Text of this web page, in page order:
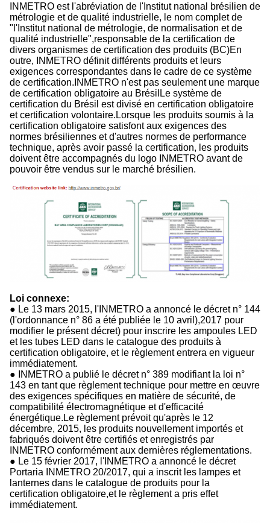
INMETRO est l'abréviation de l'Institut national brésilien de
métrologie et de qualité industrielle, le nom complet de
"l'Institut national de métrologie, de normalisation et de
qualité industrielle",responsable de la certification de
divers organismes de certification des produits (BC)En
outre, INMETRO définit différents produits et leurs
exigences correspondantes dans le cadre de ce système
de certification.INMETRO n'est pas seulement une marque
de certification obligatoire au BrésilLe système de
certification du Brésil est divisé en certification obligatoire
et certification volontaire.Lorsque les produits soumis à la
certification obligatoire satisfont aux exigences des
normes brésiliennes et d'autres normes de performance
technique, après avoir passé la certification, les produits
doivent être accompagnés du logo INMETRO avant de
pouvoir être vendus sur le marché brésilien.
Loi connexe:
● Le 13 mars 2015, l'INMETRO a annoncé le décret n° 144
(l'ordonnance n° 86 a été publiée le 10 avril),2017 pour
modifier le présent décret) pour inscrire les ampoules LED
et les tubes LED dans le catalogue des produits à
certification obligatoire, et le règlement entrera en vigueur
immédiatement.
● INMETRO a publié le décret n° 389 modifiant la loi n°
143 en tant que règlement technique pour mettre en œuvre
des exigences spécifiques en matière de sécurité, de
compatibilité électromagnétique et d'efficacité
énergétique.Le règlement prévoit qu'après le 12
décembre, 2015, les produits nouvellement importés et
fabriqués doivent être certifiés et enregistrés par
INMETRO conformément aux dernières réglementations.
● Le 15 février 2017, l'INMETRO a annoncé le décret
Portaria INMETRO 20/2017, qui a inscrit les lampes et
lanternes dans le catalogue de produits pour la
certification obligatoire,et le règlement a pris effet
immédiatement.